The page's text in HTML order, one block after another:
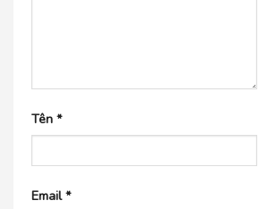
Tên *
Email*